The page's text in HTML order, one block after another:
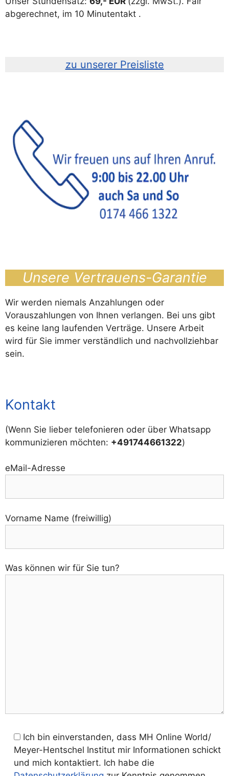
abgerechnet, im 10 Minutentakt .
zu unserer Preisliste
Unsere Vertrauens-Garantie
Wir werden niemals Anzahlungen oder
Vorauszahlungen von Ihnen verlangen. Bei uns gibt
es keine lang laufenden Verträge. Unsere Arbeit
wird für Sie immer verständlich und nachvollziehbar
sein.
Kontakt
(Wenn Sie lieber telefonieren oder über Whatsapp
kommunizieren möchten: +491744661322)
eMail-Adresse
Vorname Name (freiwillig)
Was können wir für Sie tun?
Ich bin einverstanden, dass MH Online World/
Meyer-Hentschel Institut mir Informationen schickt
und mich kontaktiert. Ich habe die